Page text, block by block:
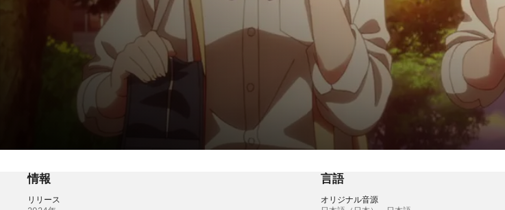
ふたりの放課後、ふたつの放課後
アニメ ·ロマンス
情報
リリース
言語
オリジナル音源